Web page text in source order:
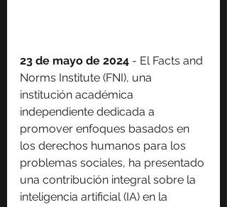
23 de mayo de 2024 - El Facts and
Norms Institute (FNI), una
institución académica
independiente dedicada a
promover enfoques basados en
los derechos humanos para los
problemas sociales, ha presentado
una contribución integral sobre la
inteligencia artificial (IA) en la